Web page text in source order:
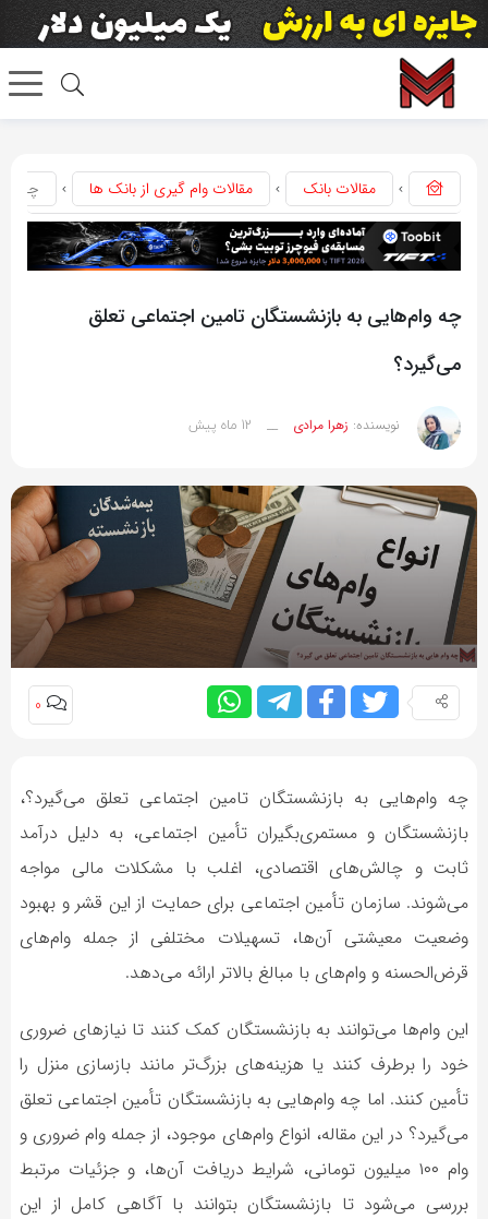
مقالات بانک مقالات وام گیری از بانک ها چه
چه وام‌هایی به بازنشستگان تامین اجتماعی تعلق
می‌گیرد؟
نویسنده: زهرا مرادی __ 12 ماه پیش
0
چه وام‌هایی به بازنشستگان تامین اجتماعی تعلق می‌گیرد؟،
بازنشستگان و مستمری‌بگیران تأمین اجتماعی، به دلیل درآمد
ثابت و چالش‌های اقتصادی، اغلب با مشکلات مالی مواجه
می‌شوند. سازمان تأمین اجتماعی برای حمایت از این قشر و بهبود
وضعیت معیشتی آن‌ها، تسهیلات مختلفی از جمله وام‌های
قرض‌الحسنه و وام‌های با مبالغ بالاتر ارائه می‌دهد.
این وام‌ها می‌توانند به بازنشستگان کمک کنند تا نیازهای ضروری
خود را برطرف کنند یا هزینه‌های بزرگ‌تر مانند بازسازی منزل را
تأمین کنند. اما چه وام‌هایی به بازنشستگان تأمین اجتماعی تعلق
می‌گیرد؟ در این مقاله، انواع وام‌های موجود، از جمله وام ضروری و
وام ۱۰۰ میلیون تومانی، شرایط دریافت آن‌ها، و جزئیات مرتبط
بررسی می‌شود تا بازنشستگان بتوانند با آگاهی کامل از این